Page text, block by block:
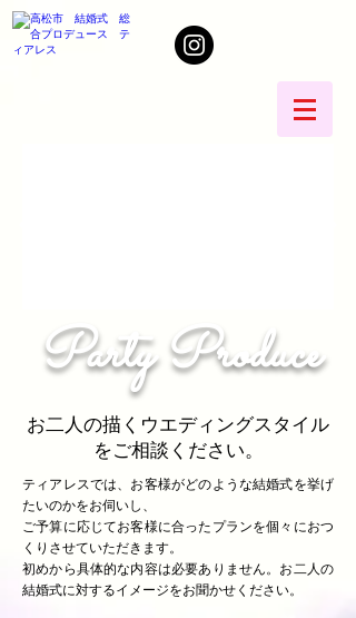
Party Produce
お二人の描くウエディングスタイル
をご相談ください。
ティアレスでは、お客様がどのような結婚式を挙げ
たいのかをお伺いし、
ご予算に応じてお客様に合ったプランを個々におつ
くりさせていただきます。
初めから具体的な内容は必要ありません。お二人の
結婚式に対するイメージをお聞かせください。